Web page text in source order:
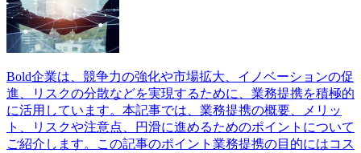
Bold企業は、競争力の強化や市場拡大、イノベーションの促
進、リスクの分散などを実現するために、業務提携を積極的
に活用しています。本記事では、業務提携の概要、メリッ
ト、リスクや注意点、円滑に進めるためのポイントについて
ご紹介します。この記事のポイント業務提携の目的にはコス